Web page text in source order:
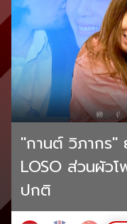
"กานต์ วิภากร"
LOSO ส่วนผัว
ปกติ